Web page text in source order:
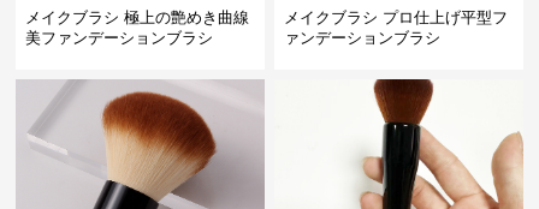
メイクブラシ 極上の艶めき曲線
美ファンデーションブラシ
メイクブラシ プロ仕上げ平型フ
ァンデーションブラシ